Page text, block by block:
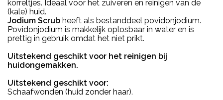
korreltjes. Ideaal voor het zuiveren en reinigen van de
(kale) huid.
Jodium Scrub heeft als bestanddeel povidonjodium.
Povidonjodium is makkelijk oplosbaar in water en is
prettig in gebruik omdat het niet prikt.
Uitstekend geschikt voor het reinigen bij
huidongemakken.
Uitstekend geschikt voor:
Schaafwonden (huid zonder haar).